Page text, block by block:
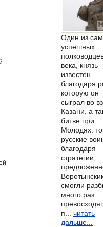
Один из
успешных
века, князь
известен
благодаря
которую он
сыграл во
Казани, а
битве при
Молодях:
русские
благодаря
стратегии,
смогли
много раз
п... читать
дальше...